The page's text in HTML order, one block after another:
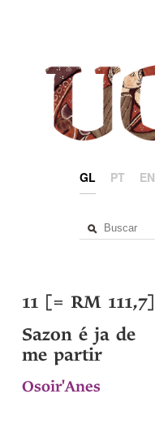
GL PT EN
11 [= RM 111,7]
Sazon é ja de
me partir
Osoir'Anes